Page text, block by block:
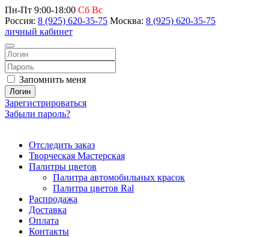
Пн-Пт 9:00-18:00 Сб Вс
Россия: 8 (925) 620-35-75 Москва: 8 (925) 620-35-75
личный кабинет
Запомнить меня
Логин
Зарегистрироваться
Забыли пароль?
Отследить заказ
Творческая Мастерская
Палитры цветов
Палитра автомобильных красок
Палитра цветов Ral
Распродажа
Доставка
Оплата
Контакты